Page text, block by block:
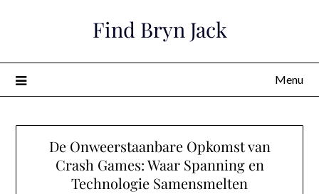
Find Bryn Jack
Menu
De Onweerstaanbare Opkomst van
Crash Games: Waar Spanning en
Technologie Samensmelten